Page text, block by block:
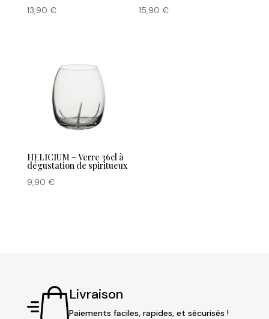
13,90 € 15,90€
HELICIUM – Verre 36cl à
dégustation de spiritueux
9,90 €
Livraison
Paiements faciles, rapides, et sécurisés !